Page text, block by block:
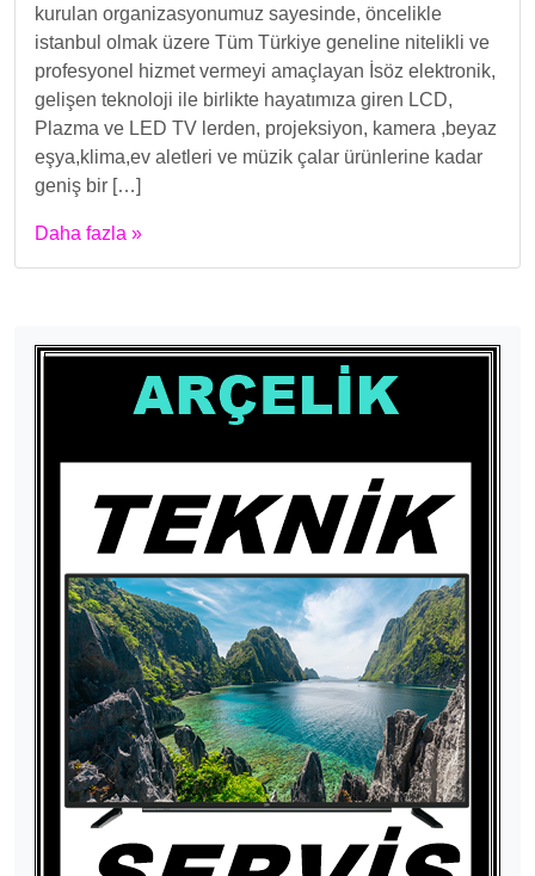
kurulan organizasyonumuz sayesinde, öncelikle
istanbul olmak üzere Tüm Türkiye geneline nitelikli ve
profesyonel hizmet vermeyi amaçlayan İsöz elektronik,
gelişen teknoloji ile birlikte hayatımıza giren LCD,
Plazma ve LED TV lerden, projeksiyon, kamera ,beyaz
eşya,klima,ev aletleri ve müzik çalar ürünlerine kadar
geniş bir […]
Daha fazla »